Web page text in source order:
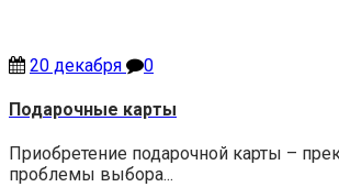
20 декабря 0
Подарочные карты
Приобретение подарочной карты –
проблемы выбора...